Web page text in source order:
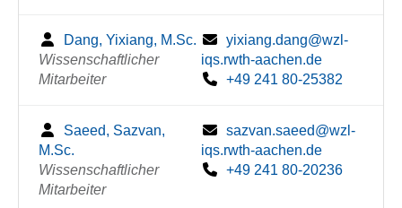
Dang, Yixiang, M.Sc.
Wissenschaftlicher
Mitarbeiter
yixiang.dang@wzl-
iqs.rwth-aachen.de
+49 241 80-25382
Saeed, Sazvan,
M.Sc.
Wissenschaftlicher
Mitarbeiter
sazvan.saeed@wzl-
iqs.rwth-aachen.de
+49 241 80-20236